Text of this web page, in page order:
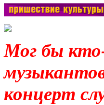
Мог бы
концерт